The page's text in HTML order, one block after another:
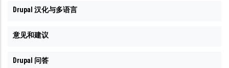
Drupal 汉化与多语言
意见和建议
Drupal 问答